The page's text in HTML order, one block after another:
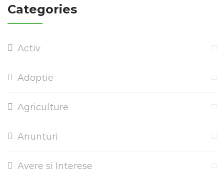
Categories
Activ
Adoptie
Agriculture
Anunturi
Avere si Interese